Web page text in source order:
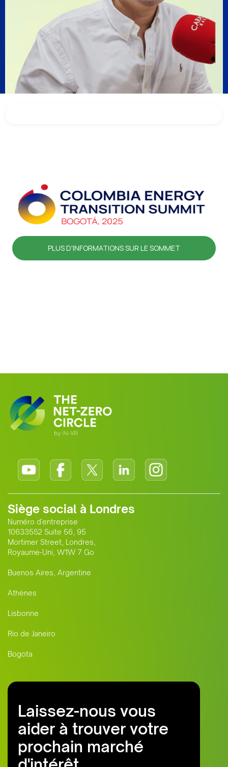
PLUS D'INFORMATIONS SUR LE SOMMET
Siège social à Londres
Numéro d'entreprise
10633552 Suite 56, 95
Mortimer Street, Londres,
Royaume-Uni, W1W 7 Go
Buenos Aires, Argentine
Athènes
Lisbonne
Rio de Janeiro
Bogota
Laissez-nous vous
aider à trouver votre
prochain marché